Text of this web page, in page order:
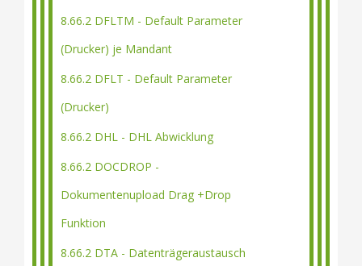
8.66.2 DFLTM - Default Parameter
(Drucker) je Mandant
8.66.2 DFLT - Default Parameter
(Drucker)
8.66.2 DHL - DHL Abwicklung
8.66.2 DOCDROP -
Dokumentenupload Drag +Drop
Funktion
8.66.2 DTA - Datenträgeraustausch